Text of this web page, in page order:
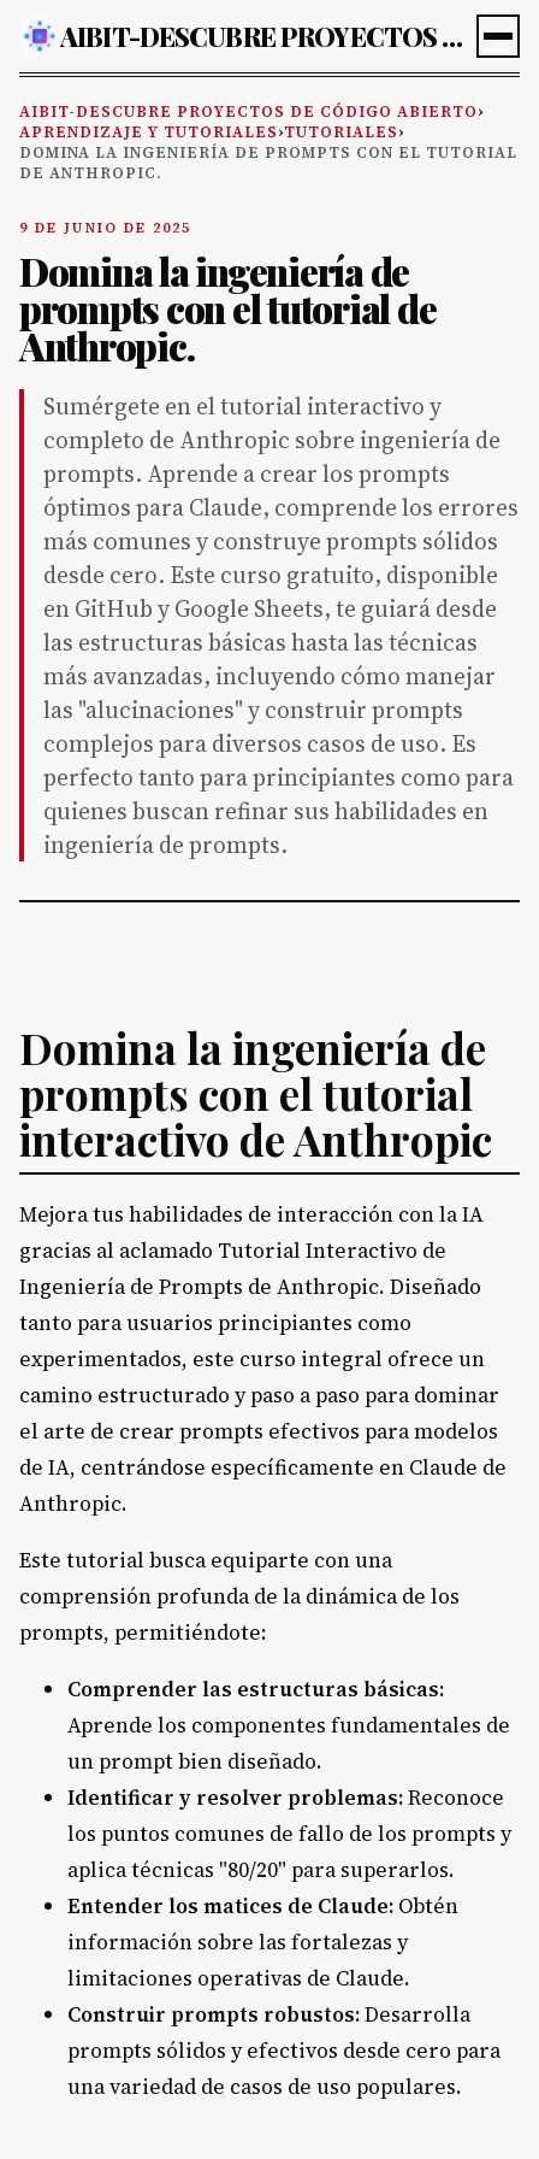
AIBIT-DESCUBRE PROYECTOS DE CÓDIGO ABIERTO
AIBIT-DESCUBRE PROYECTOS DE CÓDIGO ABIERTO›
APRENDIZAJE Y TUTORIALES›TUTORIALES›
DOMINA LA INGENIERÍA DE PROMPTS CON EL TUTORIAL
DE ANTHROPIC.
9 DE JUNIO DE 2025
Domina la ingeniería de
prompts con el tutorial de
Anthropic.
Sumérgete en el tutorial interactivo y
completo de Anthropic sobre ingeniería de
prompts. Aprende a crear los prompts
óptimos para Claude, comprende los errores
más comunes y construye prompts sólidos
desde cero. Este curso gratuito, disponible
en GitHub y Google Sheets, te guiará desde
las estructuras básicas hasta las técnicas
más avanzadas, incluyendo cómo manejar
las "alucinaciones" y construir prompts
complejos para diversos casos de uso. Es
perfecto tanto para principiantes como para
quienes buscan refinar sus habilidades en
ingeniería de prompts.
Domina la ingeniería de
prompts con el tutorial
interactivo de Anthropic
Mejora tus habilidades de interacción con la IA
gracias al aclamado Tutorial Interactivo de
Ingeniería de Prompts de Anthropic. Diseñado
tanto para usuarios principiantes como
experimentados, este curso integral ofrece un
camino estructurado y paso a paso para dominar
el arte de crear prompts efectivos para modelos
de IA, centrándose específicamente en Claude de
Anthropic.
Este tutorial busca equiparte con una
comprensión profunda de la dinámica de los
prompts, permitiéndote:
Comprender las estructuras básicas:
Aprende los componentes fundamentales de
un prompt bien diseñado.
Identificar y resolver problemas:Reconoce
los puntos comunes de fallo de los prompts y
aplica técnicas "80/20" para superarlos.
Entender los matices de Claude: Obtén
información sobre las fortalezas y
limitaciones operativas de Claude.
Construir prompts robustos:Desarrolla
prompts sólidos y efectivos desde cero para
una variedad de casos de uso populares.